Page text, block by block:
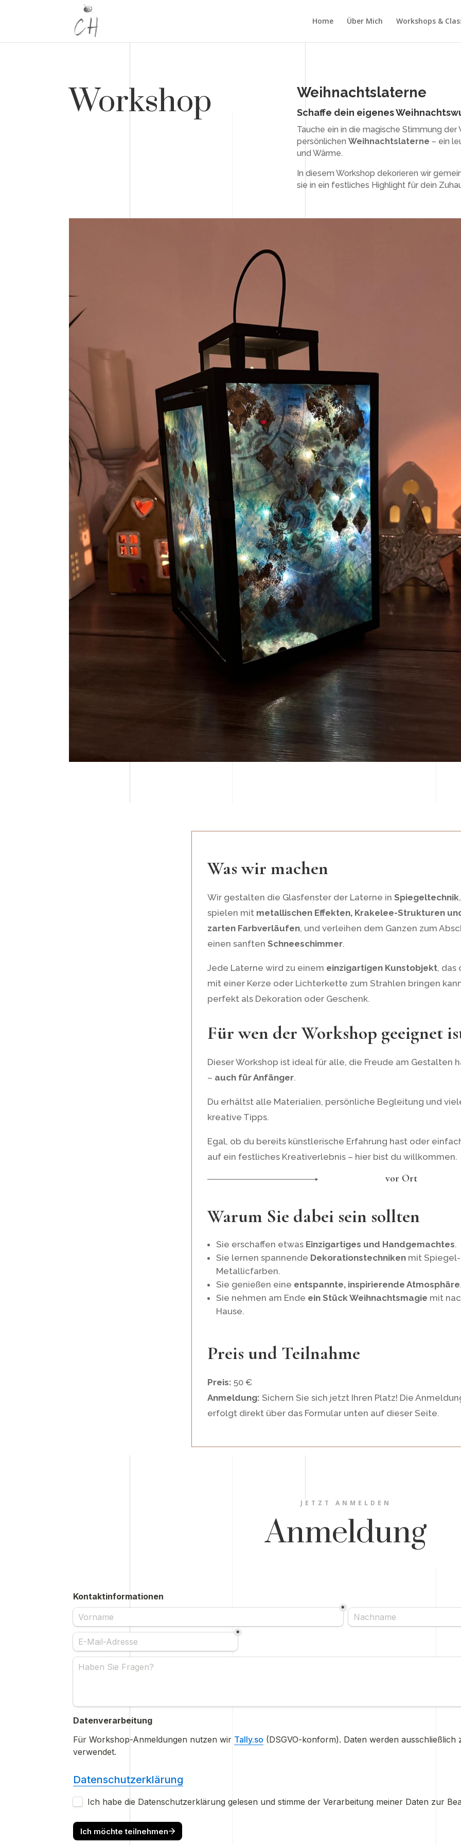
Home Über Mich Workshops &
Workshop Weihnachtslaterne
Schaffe dein eigenes
Tauche ein in die magische Stimmung
persönlichenWeihnachtslaterne – ein
und Wärme.
In diesem Workshop dekorieren wir
sie in ein festliches Highlight für dein
Was wir machen
Wir gestalten die Glasfenster der Laterne in Spiegeltechnik,
spielen mit metallischen Effekten, Krakelee-Strukturen
zarten Farbverläufen, und verleihen dem Ganzen zum
einen sanften Schneeschimmer.
Jede Laterne wird zu einem einzigartigen Kunstobjekt, das
mit einer Kerze oder Lichterkette zum Strahlen bringen
perfekt als Dekoration oder Geschenk.
Für wen der Workshop geeignet
Dieser Workshop ist ideal für alle, die Freude am Gestalten
– auch für Anfänger.
Du erhältst alle Materialien, persönliche Begleitung und
kreative Tipps.
Egal, ob du bereits künstlerische Erfahrung hast oder
auf ein festliches Kreativerlebnis – hier bist du willkommen.
vor Ort
Warum Sie dabei sein sollten
Sie erschaffen etwas Einzigartiges und Handgemachtes.
Sie lernen spannende Dekorationstechniken mit
Metallicfarben.
Sie genießen eine entspannte, inspirierende Atmosphäre
Sie nehmen am Ende ein Stück Weihnachtsmagie mit
Hause.
Preis und Teilnahme
Preis: 50 €
Anmeldung: Sichern Sie sich jetzt Ihren Platz! Die
erfolgt direkt über das Formular unten auf dieser Seite.
JETZT ANMELDEN
Anmeldung